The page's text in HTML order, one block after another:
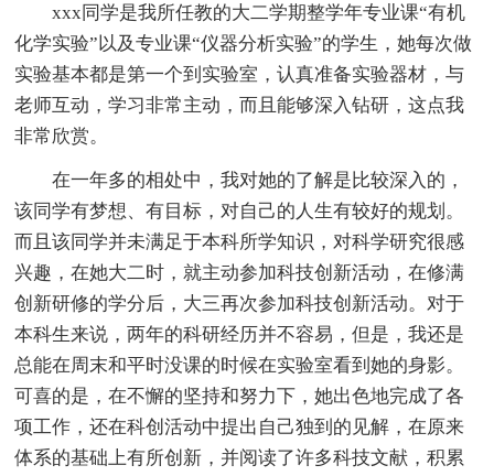
xxx同学是我所任教的大二学期整学年专业课“有机
化学实验”以及专业课“仪器分析实验”的学生，她每次做
实验基本都是第一个到实验室，认真准备实验器材，与
老师互动，学习非常主动，而且能够深入钻研，这点我
非常欣赏。
在一年多的相处中，我对她的了解是比较深入的，
该同学有梦想、有目标，对自己的人生有较好的规划。
而且该同学并未满足于本科所学知识，对科学研究很感
兴趣，在她大二时，就主动参加科技创新活动，在修满
创新研修的学分后，大三再次参加科技创新活动。对于
本科生来说，两年的科研经历并不容易，但是，我还是
总能在周末和平时没课的时候在实验室看到她的身影。
可喜的是，在不懈的坚持和努力下，她出色地完成了各
项工作，还在科创活动中提出自己独到的见解，在原来
体系的基础上有所创新，并阅读了许多科技文献，积累